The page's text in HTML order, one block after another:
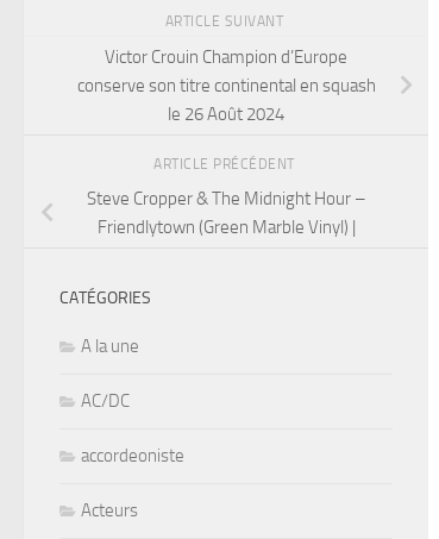
ARTICLE SUIVANT
Victor Crouin Champion d’Europe
conserve son titre continental en squash
le 26 Août 2024
ARTICLE PRÉCÉDENT
Steve Cropper & The Midnight Hour –
Friendlytown (Green Marble Vinyl) |
CATÉGORIES
A la une
AC/DC
accordeoniste
Acteurs